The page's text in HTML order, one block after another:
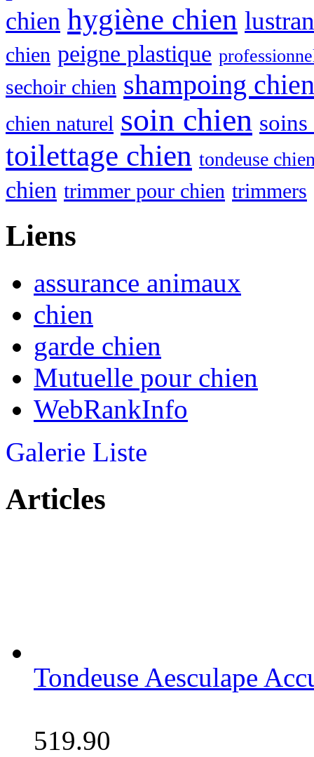
chien hygiène chien
chien peigne plastique
sechoir chien shampoing chien
chien naturel soin chien
toilettage chien tondeuse
chien trimmer pour chien trimmers
Liens
assurance animaux
chien
garde chien
Mutuelle pour chien
WebRankInfo
Galerie Liste
Articles
Tondeuse Aesculape
519.90